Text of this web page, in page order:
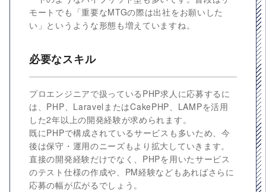
モートでも「重要なMTGの際は出社をお願いした
い」というような形態も増えていますね。
必要なスキル
プロエンジニアで扱っているPHP求人に応募するに
は、PHP、LaravelまたはCakePHP、LAMPを活用
した2年以上の開発経験が求められます。
既にPHPで構成されているサービスも多いため、今
後は保守・運用のニーズもより拡大していきます。
直接の開発経験だけでなく、PHPを用いたサービス
のテスト仕様の作成や、PM経験などもあればさらに
応募の幅が広がるでしょう。